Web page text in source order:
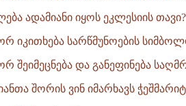
ადამიანი იყოს ეკლესიის თავი?
იკითხება სარწმუნოების
შეიმეცნება და განეფინება
შორის ვინ იმარხავს